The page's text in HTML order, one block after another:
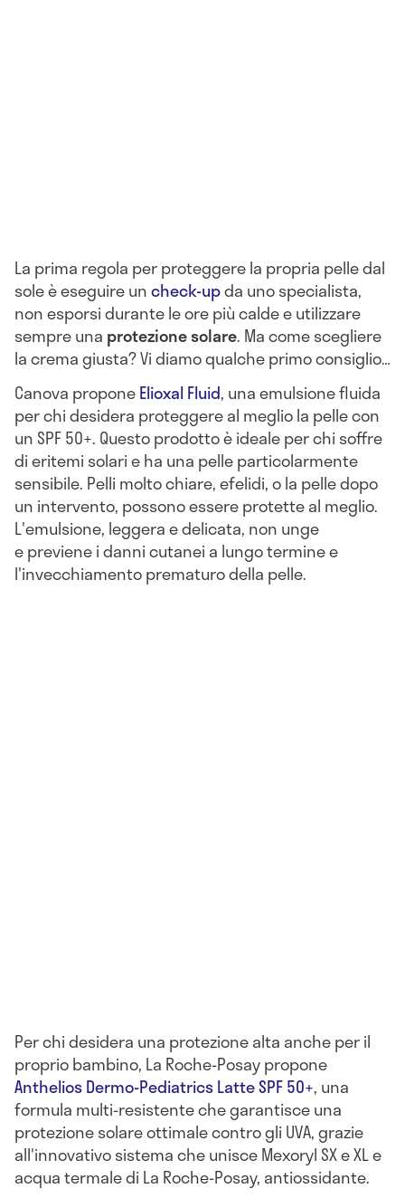
La prima regola per proteggere la propria pelle dal
sole è eseguire uncheck-upda uno specialista,
non esporsi durante le ore più calde e utilizzare
sempre una protezione solare. Ma come scegliere
la crema giusta? Vi diamo qualche primo consiglio…
Canova proponeElioxal Fluid, una emulsione fluida
per chi desidera proteggere al meglio la pelle con
un SPF 50+. Questo prodotto è ideale per chi soffre
di eritemi solari e ha una pelle particolarmente
sensibile. Pelli molto chiare, efelidi, o la pelle dopo
un intervento, possono essere protette al meglio.
L'emulsione, leggera e delicata, non unge
e previene i danni cutanei a lungo termine e
l'invecchiamento prematuro della pelle.
Per chi desidera una protezione alta anche per il
proprio bambino, La Roche-Posay propone
Anthelios Dermo-Pediatrics Latte SPF 50+, una
formula multi-resistente che garantisce una
protezione solare ottimale contro gli UVA, grazie
all'innovativo sistema che unisce Mexoryl SX e XL e
acqua termale di La Roche-Posay, antiossidante.